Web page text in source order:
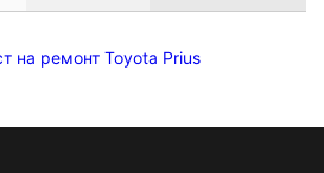
на ремонт Toyota Prius